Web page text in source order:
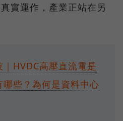
實運作，產業正站在另
｜HVDC高壓直流電是
些？為何是資料中心